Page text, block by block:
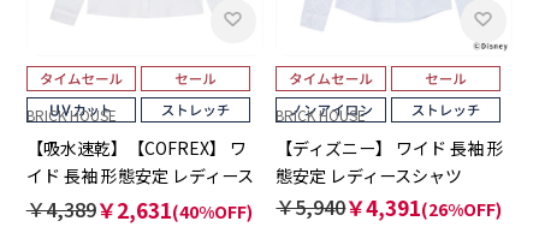
BRICK HOUSE
【吸水速乾】【COFREX】 ワ
イド 長袖 形態安定 レディース
シャツ
￥4,389￥2,631(40%OFF)
BRICK HOUSE
【ディズニー】 ワイド 長袖 形
態安定 レディースシャツ
￥5,940￥4,391(26%OFF)